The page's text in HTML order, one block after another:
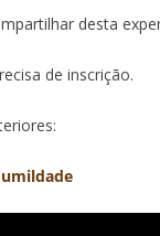
desta
de inscrição.